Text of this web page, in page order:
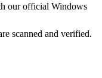
our official Windows
scanned and verified.